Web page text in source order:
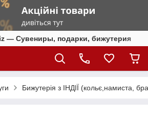
— Сувениры, подарки, бижутерия
Бижутерія з ІНДІЇ (кольє,намиста,